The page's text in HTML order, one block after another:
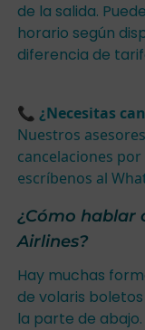
de la salida.
horario según
diferencia de
📞 ¿Necesitas
Nuestros
cancelaciones por
escríbenos al
¿Cómo hablar
Airlines?
Hay muchas
de volaris
la parte de abajo.